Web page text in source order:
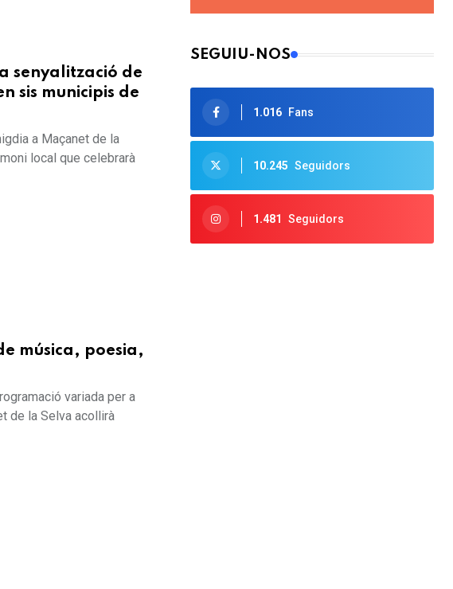
senyalització de
sis municipis de
a Maçanet de la
local que celebrarà
música, poesia,
variada per a
de la Selva acollirà
SEGUIU-NOS
1.016 Fans
10.245 Seguidors
1.481 Seguidors